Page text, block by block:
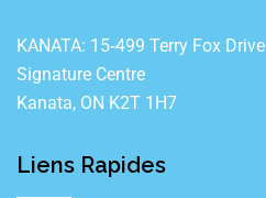
KANATA: 15‐499 Terry Fox Drive
Signature Centre
Kanata, ON K2T 1H7
Liens Rapides